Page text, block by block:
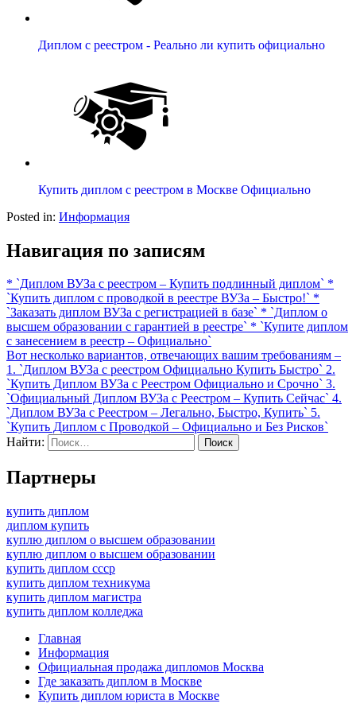
Диплом с реестром - Реально ли купить официально
Купить диплом с реестром в Москве Официально
Posted in: Информация
Навигация по записям
* `Диплом ВУЗа с реестром – Купить подлинный диплом` *
`Купить диплом с проводкой в реестре ВУЗа – Быстро!` *
`Заказать диплом ВУЗа с регистрацией в базе` * `Диплом о
высшем образовании с гарантией в реестре` * `Купите диплом
с занесением в реестр – Официально`
Вот несколько вариантов, отвечающих вашим требованиям –
1. `Диплом ВУЗа с реестром Официально Купить Быстро` 2.
`Купить Диплом ВУЗа с Реестром Официально и Срочно` 3.
`Официальный Диплом ВУЗа с Реестром – Купить Сейчас` 4.
`Диплом ВУЗа с Реестром – Легально, Быстро, Купить` 5.
`Купить Диплом с Проводкой – Официально и Без Рисков`
Найти:
Партнеры
купить диплом
диплом купить
куплю диплом о высшем образовании
куплю диплом о высшем образовании
купить диплом ссср
купить диплом техникума
купить диплом магистра
купить диплом колледжа
Главная
Информация
Официальная продажа дипломов Москва
Где заказать диплом в Москве
Купить диплом юриста в Москве